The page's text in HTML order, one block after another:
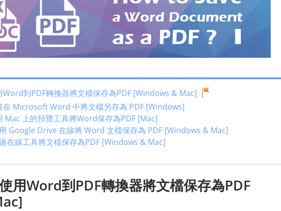
Word到PDF轉換器將文檔保存為PDF [Windows & Mac]
在 Microsoft Word 中將文檔另存為 PDF [Windows]
Mac 上的預覽工具將Word保存為PDF [Mac]
Google Drive 在線將 Word 文檔保存為 PDF [Windows & Mac]
在線工具將文檔保存為PDF [Windows & Mac]
用Word到PDF轉換器將文檔保存為PDF